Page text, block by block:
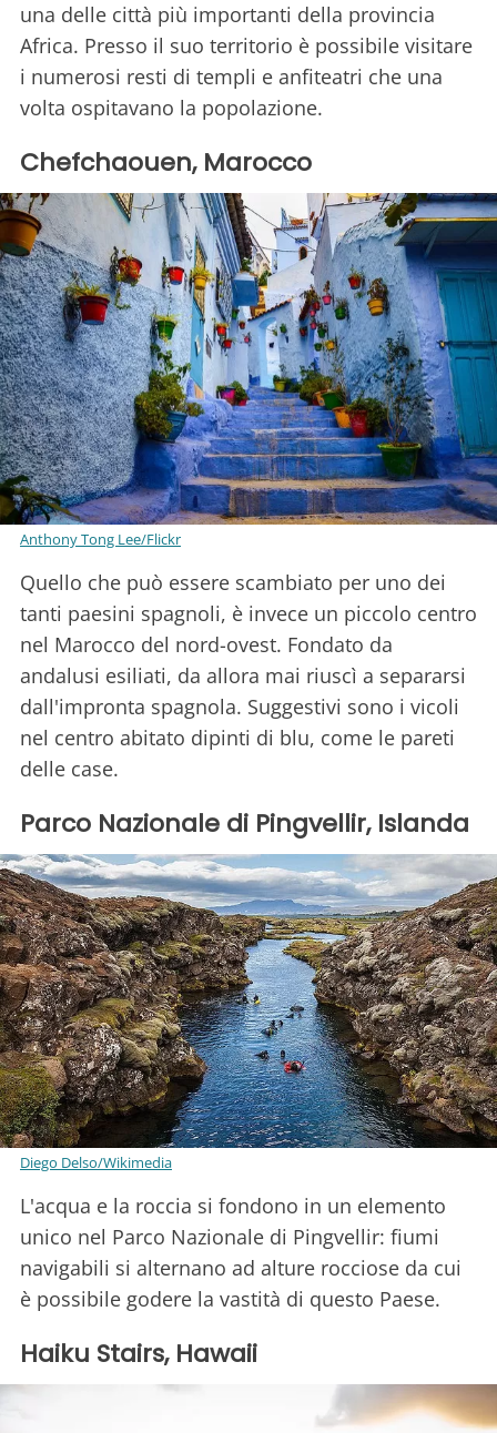
una delle città più importanti della provincia
Africa. Presso il suo territorio è possibile visitare
i numerosi resti di templi e anfiteatri che una
volta ospitavano la popolazione.
Chefchaouen, Marocco
Anthony Tong Lee/Flickr
Quello che può essere scambiato per uno dei
tanti paesini spagnoli, è invece un piccolo centro
nel Marocco del nord-ovest. Fondato da
andalusi esiliati, da allora mai riuscì a separarsi
dall'impronta spagnola. Suggestivi sono i vicoli
nel centro abitato dipinti di blu, come le pareti
delle case.
Parco Nazionale di Pingvellir, Islanda
Diego Delso/Wikimedia
L'acqua e la roccia si fondono in un elemento
unico nel Parco Nazionale di Pingvellir: fiumi
navigabili si alternano ad alture rocciose da cui
è possibile godere la vastità di questo Paese.
Haiku Stairs, Hawaii